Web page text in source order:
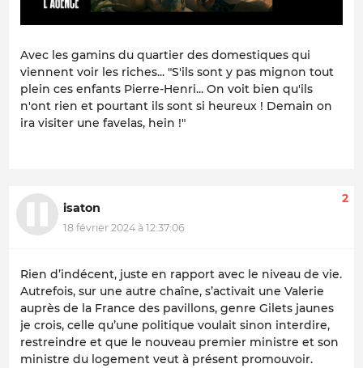
Avec les gamins du quartier des domestiques qui
viennent voir les riches... "S'ils sont y pas mignon tout
plein ces enfants Pierre-Henri... On voit bien qu'ils
n'ont rien et pourtant ils sont si heureux ! Demain on
ira visiter une favelas, hein !"
isaton
18 février 2024 à 12:37:06
2
Rien d’indécent, juste en rapport avec le niveau de vie.
Autrefois, sur une autre chaîne, s’activait une Valerie
auprès de la France des pavillons, genre Gilets jaunes
je crois, celle qu’une politique voulait sinon interdire,
restreindre et que le nouveau premier ministre et son
ministre du logement veut à présent promouvoir.